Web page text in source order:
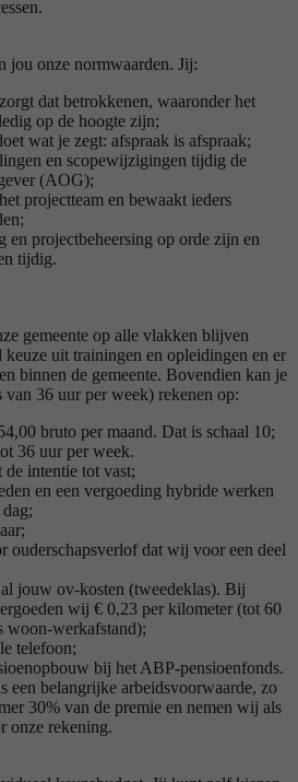
jou onze normwaarden. Jij:
dat betrokkenen, waaronder het
op de hoogte zijn;
wat je zegt: afspraak is afspraak;
en scopewijzigingen tijdig de
(AOG);
projectteam en bewaakt ieders
en projectbeheersing op orde zijn en
tijdig.
gemeente op alle vlakken blijven
uit trainingen en opleidingen en er
binnen de gemeente. Bovendien kan je
36 uur per week) rekenen op:
bruto per maand. Dat is schaal 10;
36 uur per week.
de intentie tot vast;
en een vergoeding hybride werken
ouderschapsverlof dat wij voor een deel
jouw ov-kosten (tweedeklas). Bij
wij € 0,23 per kilometer (tot 60
woon-werkafstand);
telefoon;
bij het ABP-pensioenfonds.
een belangrijke arbeidsvoorwaarde, zo
30% van de premie en nemen wij als
onze rekening.